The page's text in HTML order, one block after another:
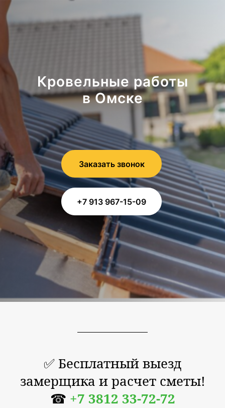
+7 913 967-15-09
Заказать звонок
Кровельные работы
в Омске
✅ Бесплатный выезд
замерщика и расчет сметы!
☎ +7 3812 33-72-72